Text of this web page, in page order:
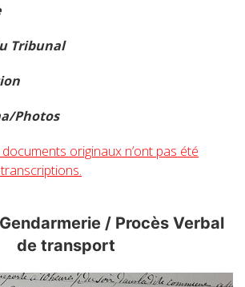
Tribunal
Photos
originaux n’ont pas été
/ Procès Verbal
de transport